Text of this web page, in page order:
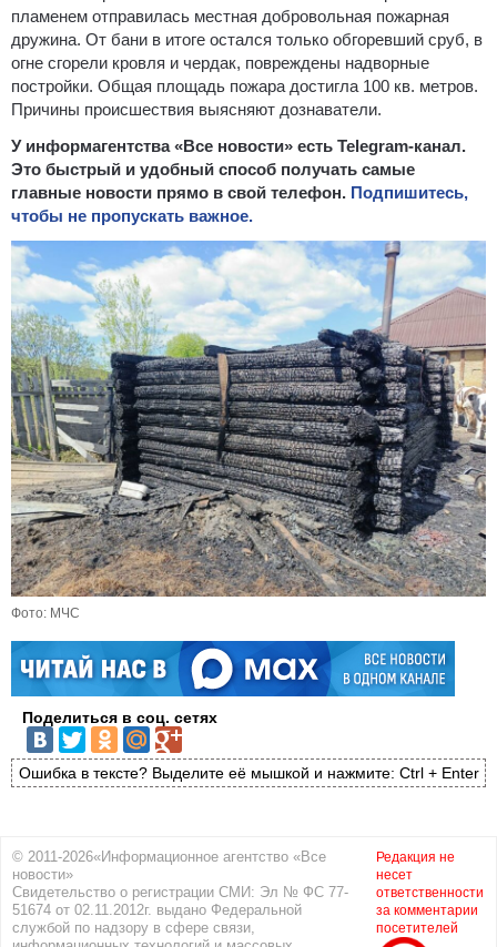
пламенем отправилась местная добровольная пожарная
дружина. От бани в итоге остался только обгоревший сруб, в
огне сгорели кровля и чердак, повреждены надворные
постройки. Общая площадь пожара достигла 100 кв. метров.
Причины происшествия выясняют дознаватели.
У информагентства «Все новости» есть Telegram-канал.
Это быстрый и удобный способ получать самые
главные новости прямо в свой телефон. Подпишитесь,
чтобы не пропускать важное.
Фото: МЧС
Поделиться в соц. сетях
Ошибка в тексте? Выделите её мышкой и нажмите: Ctrl + Enter
© 2011-2026«Информационное агентство «Все
новости»
Свидетельство о регистрации СМИ: Эл № ФС 77-
51674 от 02.11.2012г. выдано Федеральной
службой по надзору в сфере связи,
Редакция не
несет
ответственности
за комментарии
посетителей